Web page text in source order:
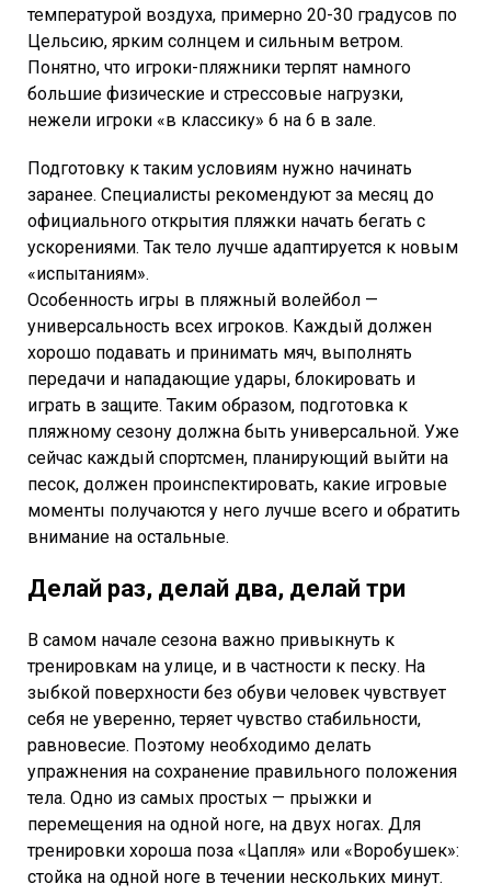
температурой воздуха, примерно 20-30 градусов по
Цельсию, ярким солнцем и сильным ветром.
Понятно, что игроки-пляжники терпят намного
большие физические и стрессовые нагрузки,
нежели игроки «в классику» 6 на 6 в зале.
Подготовку к таким условиям нужно начинать
заранее. Специалисты рекомендуют за месяц до
официального открытия пляжки начать бегать с
ускорениями. Так тело лучше адаптируется к новым
«испытаниям».
Особенность игры в пляжный волейбол —
универсальность всех игроков. Каждый должен
хорошо подавать и принимать мяч, выполнять
передачи и нападающие удары, блокировать и
играть в защите. Таким образом, подготовка к
пляжному сезону должна быть универсальной. Уже
сейчас каждый спортсмен, планирующий выйти на
песок, должен проинспектировать, какие игровые
моменты получаются у него лучше всего и обратить
внимание на остальные.
Делай раз, делай два, делай три
В самом начале сезона важно привыкнуть к
тренировкам на улице, и в частности к песку. На
зыбкой поверхности без обуви человек чувствует
себя не уверенно, теряет чувство стабильности,
равновесие. Поэтому необходимо делать
упражнения на сохранение правильного положения
тела. Одно из самых простых — прыжки и
перемещения на одной ноге, на двух ногах. Для
тренировки хороша поза «Цапля» или «Воробушек»:
стойка на одной ноге в течении нескольких минут.